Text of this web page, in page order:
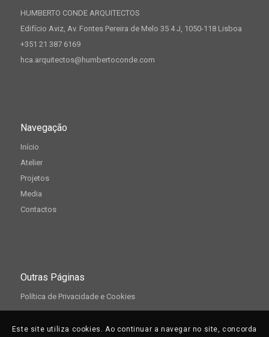
HUMBERTO CONDE ARQUITECTOS
Edifício Aviz, Av. Fontes Pereira de Melo 35 4 J, 1050-118 Lisboa
+351 21 387 6169
hca.arquitectos@humbertoconde.com
Navegação
Início
Atelier
Projetos
Media
Contactos
Outras Páginas
Política de Privacidade e Cookies
Este site utiliza cookies. Ao continuar a navegar no site, concorda